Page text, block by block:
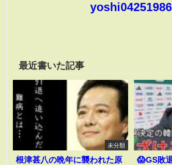
yoshi04251986
最近書いた記事
未分類
根津甚八の晩年に襲われた原
😱GS敗